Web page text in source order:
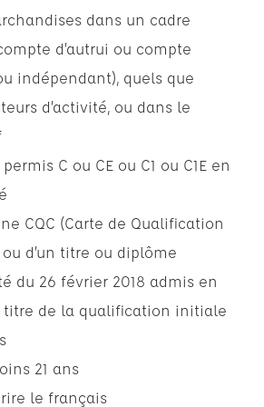
dans un cadre
d’autrui ou compte
indépendant), quels que
d’activité, ou dans le
C ou CE ou C1 ou C1E en
CQC (Carte de Qualification
d’un titre ou diplôme
du 26 février 2018 admis en
titre de la qualification initiale
21 ans
le français